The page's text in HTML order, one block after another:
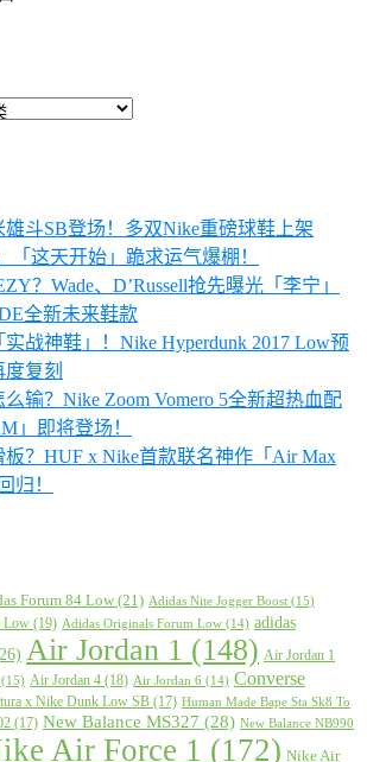
斗SB登场！多双Nike重磅球鞋上架
「这天开始」跪求运气爆棚！
？Wade、D’Russell抢先曝光「李宁」
全新未来鞋款
战神鞋」！Nike Hyperdunk 2017 Low预
复刻
输？Nike Zoom Vomero 5全新超热血配
」即将登场！
板？HUF x Nike首款联名神作「Air Max
归！
Forum 84 Low (21) Adidas Nite Jogger Boost (15)
Low (19) Adidas Originals Forum Low (14) adidas
Air Jordan 1 (148) Air Jordan 1
(15) Air Jordan 4 (18) Air Jordan 6 (14) Converse
x Nike Dunk Low SB (17) Human Made Bape Sta Sk8 To
(17) New Balance MS327 (28) New Balance NB990
Air Force 1 (172) Nike Air